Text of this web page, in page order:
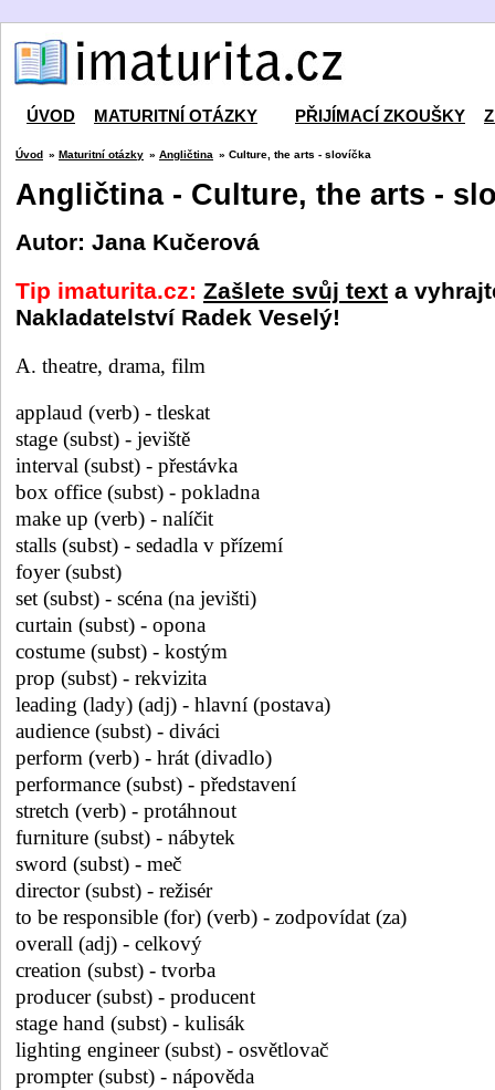
ÚVOD MATURITNÍ OTÁZKY PŘIJÍMACÍ ZKOUŠKY
Úvod » Maturitní otázky » Angličtina » Culture, the arts - slovíčka
Angličtina - Culture, the arts -
Autor: Jana Kučerová
Tip imaturita.cz: Zašlete svůj text a
Nakladatelství Radek Veselý!
A. theatre, drama, film
applaud (verb) - tleskat
stage (subst) - jeviště
interval (subst) - přestávka
box office (subst) - pokladna
make up (verb) - nalíčit
stalls (subst) - sedadla v přízemí
foyer (subst)
set (subst) - scéna (na jevišti)
curtain (subst) - opona
costume (subst) - kostým
prop (subst) - rekvizita
leading (lady) (adj) - hlavní (postava)
audience (subst) - diváci
perform (verb) - hrát (divadlo)
performance (subst) - představení
stretch (verb) - protáhnout
furniture (subst) - nábytek
sword (subst) - meč
director (subst) - režisér
to be responsible (for) (verb) - zodpovídat (za)
overall (adj) - celkový
creation (subst) - tvorba
producer (subst) - producent
stage hand (subst) - kulisák
lighting engineer (subst) - osvětlovač
prompter (subst) - nápověda